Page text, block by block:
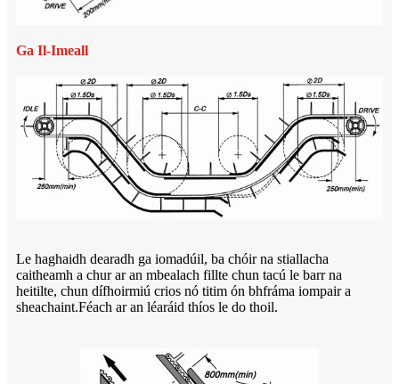
Ga Il-Imeall
Le haghaidh dearadh ga iomadúil, ba chóir na stiallacha
caitheamh a chur ar an mbealach fillte chun tacú le barr na
heitilte, chun dífhoirmiú crios nó titim ón bhfráma iompair a
sheachaint.Féach ar an léaráid thíos le do thoil.